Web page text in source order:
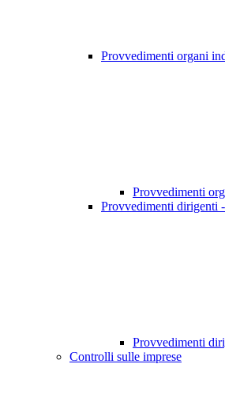
Provvedimenti organi
Provvedimenti
Provvedimenti dirigenti
Provvedimenti
Controlli sulle imprese